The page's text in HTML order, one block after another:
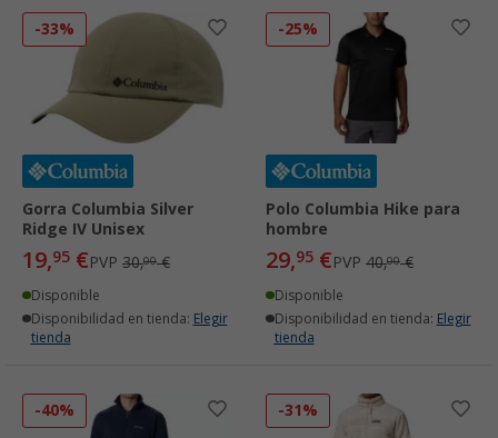
-33%
Gorra Columbia Silver
Ridge IV Unisex
19,95 €PVP 30,00€
Disponible
Disponibilidad en tienda: Elegir
tienda
-25%
Polo Columbia Hike para
hombre
29,95 €PVP 40,00€
Disponible
Disponibilidad en tienda: Elegir
tienda
-40% -31%